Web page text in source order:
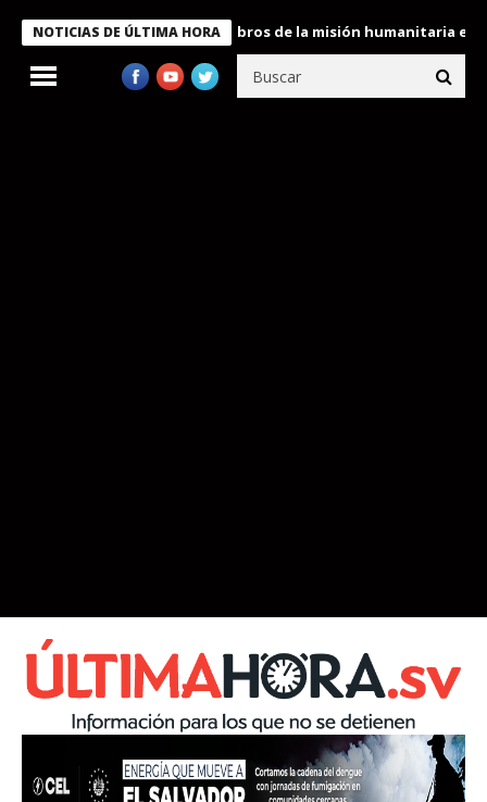
NOTICIAS DE ÚLTIMA HORA
Bukele condecora a miembros de la misión humanitaria enviada